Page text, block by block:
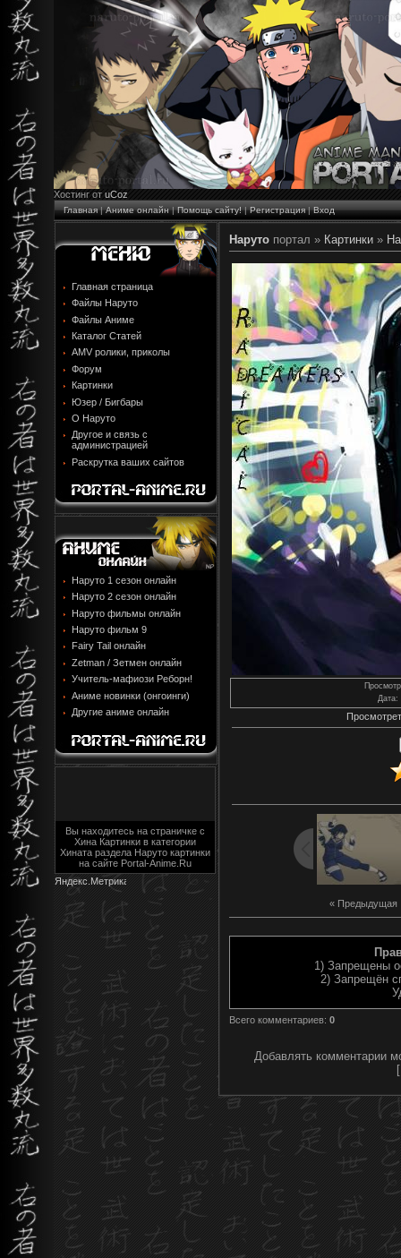
Хостинг от uCoz
Главная|Аниме онлайн|Помощь сайту!|Регистрация|Вход
Главная страница
Файлы Наруто
Файлы Аниме
Каталог Статей
AMV ролики, приколы
Форум
Картинки
Юзер / Бигбары
О Наруто
Другое и связь с
администрацией
Раскрутка ваших сайтов
Наруто 1 сезон онлайн
Наруто 2 сезон онлайн
Наруто фильмы онлайн
Наруто фильм 9
Fairy Tail онлайн
Zetman / Зетмен онлайн
Учитель-мафиози Реборн!
Аниме новинки (онгоинги)
Другие аниме онлайн
Вы находитесь на страничке с
Хина Картинки в категории
Хината раздела Наруто картинки
на сайте Portal-Anime.Ru
Наруто портал » Картинки »
Дата:
« Предыдущая
1) Запрещены
2) Запрещён
Всего комментариев: 0
Добавлять комментарии